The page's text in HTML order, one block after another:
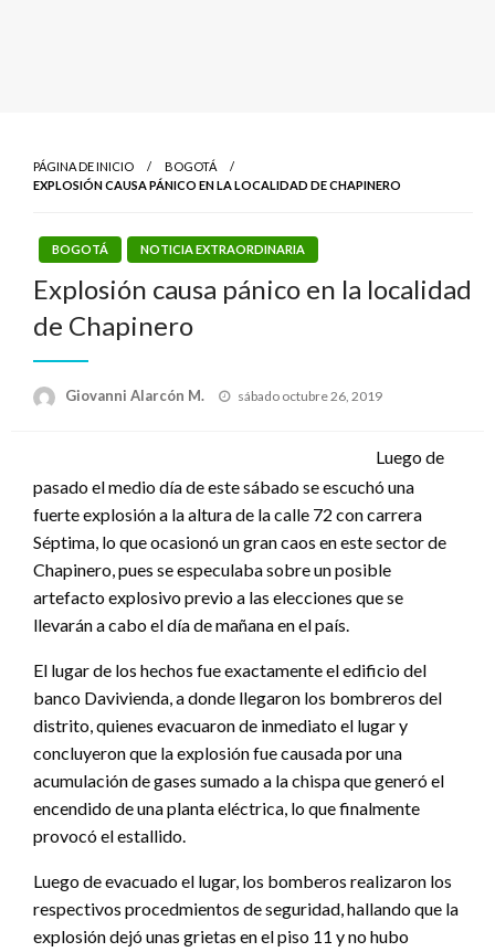
PÁGINA DE INICIO
BOGOTÁ
EXPLOSIÓN CAUSA PÁNICO EN LA LOCALIDAD DE CHAPINERO
BOGOTÁ NOTICIA EXTRAORDINARIA
Explosión causa pánico en la localidad
de Chapinero
Giovanni Alarcón M.
Publicado
sábado octubre 26, 2019
Luego de
pasado el medio día de este sábado se escuchó una
fuerte explosión a la altura de la calle 72 con carrera
Séptima, lo que ocasionó un gran caos en este sector de
Chapinero, pues se especulaba sobre un posible
artefacto explosivo previo a las elecciones que se
llevarán a cabo el día de mañana en el país.
El lugar de los hechos fue exactamente el edificio del
banco Davivienda, a donde llegaron los bombreros del
distrito, quienes evacuaron de inmediato el lugar y
concluyeron que la explosión fue causada por una
acumulación de gases sumado a la chispa que generó el
encendido de una planta eléctrica, lo que finalmente
provocó el estallido.
Luego de evacuado el lugar, los bomberos realizaron los
respectivos procedmientos de seguridad, hallando que la
explosión dejó unas grietas en el piso 11 y no hubo